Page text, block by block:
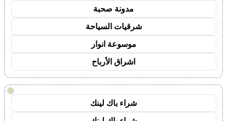
مدونة صحبة
شرقيات السياحة
موسوعة انوار
اشراق الأرباح
!
شراء باك لينك